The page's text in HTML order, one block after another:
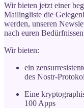
Wir bieten jetzt einer
Mailingliste die
werden, unseren
nach euren
Wir bieten:
ein
des Nostr-
Eine
100 Apps